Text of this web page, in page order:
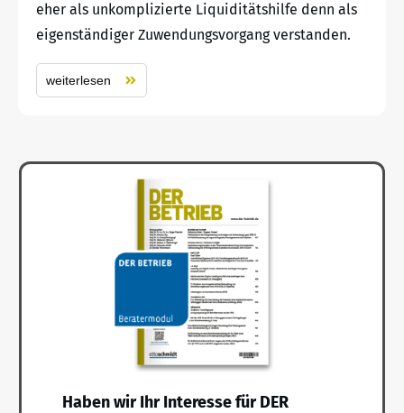
eher als unkomplizierte Liquiditätshilfe denn als
eigenständiger Zuwendungsvorgang verstanden.
weiterlesen
Haben wir Ihr Interesse für DER